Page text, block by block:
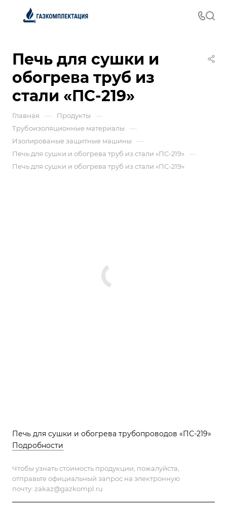
Печь для сушки и
обогрева труб из
стали «ПС-219»
Главная — Продукты —
Трубоизоляционные материалы —
Изолированые защитные машины —
Печь для сушки и обогрева труб из стали «ПС-219» —
Печь для сушки и обогрева труб из стали «ПС-219»
Печь для сушки и обогрева трубопроводов «ПС-219»
Подробности
Чтобы узнать стоимость продукции, пожалуйста,
отправьте официальный запрос на электронную
почту: zakaz@gazkompl.ru